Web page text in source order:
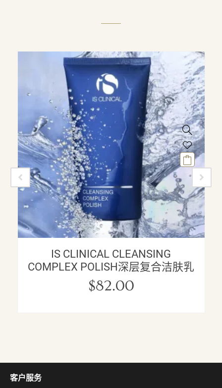
IS CLINICAL CLEANSING
COMPLEX POLISH深层复合洁肤乳
$82.00
客户服务